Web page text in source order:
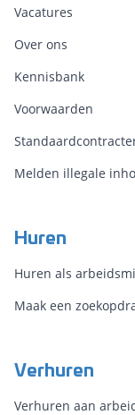
Vacatures
Over ons
Kennisbank
Voorwaarden
Melden illegale
Huren
Huren als
Maak een
Verhuren
Verhuren aan